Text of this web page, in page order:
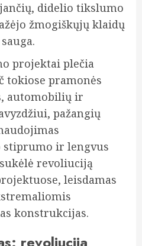
didelio tikslumo
žmogiškųjų klaidų
projektai plečia
tokiose pramonės
automobilių ir
pažangių
ir lengvus
revoliuciją
leisdamas
konstrukcijas.